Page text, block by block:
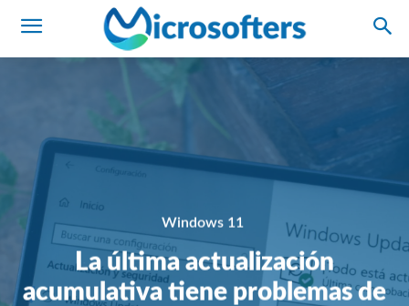
Windows 11
La última actualización
acumulativa tiene problemas de